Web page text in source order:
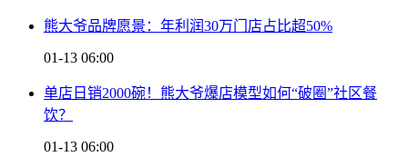
熊大爷品牌愿景：年利润30万门店占比超50%
01-13 06:00
单店日销2000碗！熊大爷爆店模型如何“破圈”社区餐
饮？
01-13 06:00